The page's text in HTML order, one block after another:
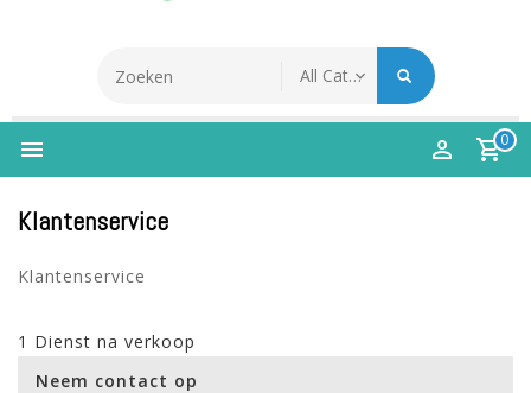
0
Klantenservice
Klantenservice
1 Dienst na verkoop
Neem contact op